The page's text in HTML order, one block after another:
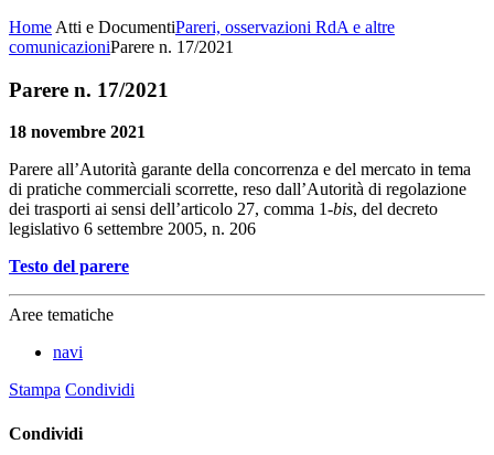
Home Atti e DocumentiPareri, osservazioni RdA e altre
comunicazioniParere n. 17/2021
Parere n. 17/2021
18 novembre 2021
Parere all’Autorità garante della concorrenza e del mercato in tema
di pratiche commerciali scorrette, reso dall’Autorità di regolazione
dei trasporti ai sensi dell’articolo 27, comma 1-bis, del decreto
legislativo 6 settembre 2005, n. 206
Testo del parere
Aree tematiche
navi
Stampa Condividi
Condividi